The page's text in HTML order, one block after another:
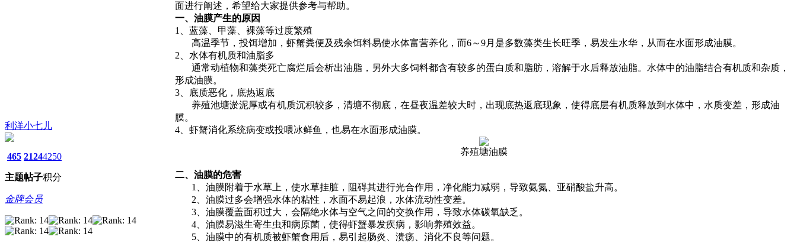
利洋小七儿
465
主题
2124
帖子
4250
积分
金牌会员
面进行阐述，希望给大家提供参考与帮助。
一、油膜产生的原因
1、蓝藻、甲藻、裸藻等过度繁殖
高温季节，投饵增加，虾蟹粪便及残余饵料易使水体富营养化，而6～9月是多数藻类生长旺季，易发生水华，从而在水面形成油膜。
2、水体有机质和油脂多
通常动植物和藻类死亡腐烂后会析出油脂，另外大多饲料都含有较多的蛋白质和脂肪，溶解于水后释放油脂。水体中的油脂结合有机质和杂质，
形成油膜。
3、底质恶化，底热返底
养殖池塘淤泥厚或有机质沉积较多，清塘不彻底，在昼夜温差较大时，出现底热返底现象，使得底层有机质释放到水体中，水质变差，形成油
膜。
4、虾蟹消化系统病变或投喂冰鲜鱼，也易在水面形成油膜。
养殖塘油膜
二、油膜的危害
1、油膜附着于水草上，使水草挂脏，阻碍其进行光合作用，净化能力减弱，导致氨氮、亚硝酸盐升高。
2、油膜过多会增强水体的粘性，水面不易起浪，水体流动性变差。
3、油膜覆盖面积过大，会隔绝水体与空气之间的交换作用，导致水体碳氧缺乏。
4、油膜易滋生寄生虫和病原菌，使得虾蟹暴发疾病，影响养殖效益。
5、油膜中的有机质被虾蟹食用后，易引起肠炎、溃疡、消化不良等问题。